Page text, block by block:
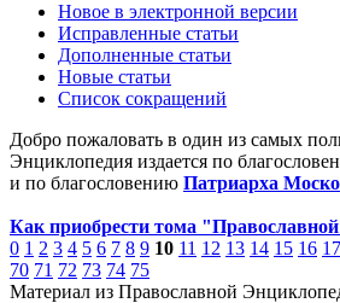
Новое в электронной версии
Исправленные статьи
Дополненные статьи
Новые статьи
Список сокращений
Добро пожаловать в один из самых
Энциклопедия издается по
и по благословению Патриарха
Как приобрести тома
0 1 2 3 4 5 6 7 8 9 10 11 12 13 14 15 16 17
70 71 72 73 74 75
Материал из Православной